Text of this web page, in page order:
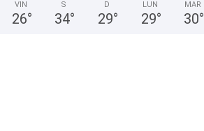
VIN
26°
S
34°
D
29°
LUN
29°
MAR
30°